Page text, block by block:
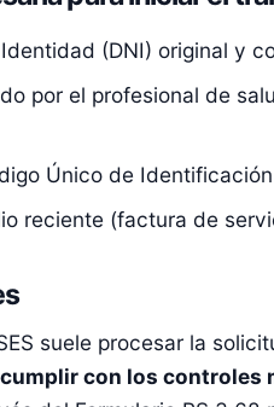
(DNI) original y
por el profesional de
Único de
reciente (factura de
suele procesar la
con los controles